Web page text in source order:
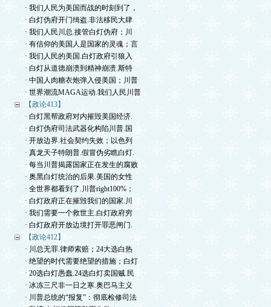
· 我们人民为美国而战的时刻到了，
· 白灯伪府开门缉盗.非法移民大肆
· 我们人民川总.接管白灯伪府；川
· 有信仰的美国人是国家的灵魂；言
· 我们人民的美国.白灯政府引狼入
· 白灯从道德崩溃到精神崩溃.斯特
· 中国人肉糖衣炮弹入侵美国；川普
· 世界潮流MAGA运动.我们人民川普
【政论413】
· 白灯黑帮政府对内摧毁美国经济.
· 白灯伪府司法武器化构陷川普.国
· 开放边界.社会契约失效；以色列
· 真龙天子特朗普.假冒伪劣瞧白灯.
· 每当川普揭露国家正在发生的腐败
· 奥黑白灯统治的后果.美国的女性
· 全世界都看到了.川普right100%；
· 白灯政府正在摧毁我们的国家.川
· 我们需要一个救世主.白灯政府穷
· 白灯政府开放边境打开罪恶闸门.
【政论412】
· 川总无罪.律师索赔；24大选白热
· 绝望的时代需要绝望的措施；白灯
· 20选白灯愚蠢.24选白灯卖国贼.民
· 冰冻三尺非一日之寒.奥巴马主义
· 川普总统的“报复”：彻底检修司法